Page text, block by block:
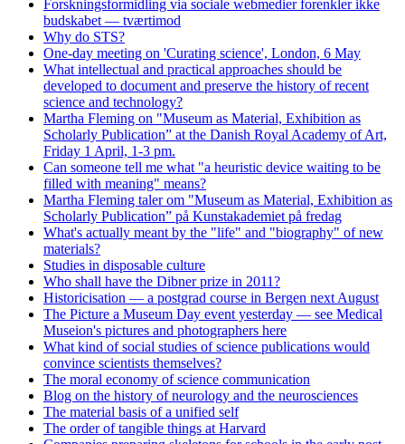
Forskningsformidling via sociale webmedier forenkler ikke
budskabet — tværtimod
Why do STS?
One-day meeting on 'Curating science', London, 6 May
What intellectual and practical approaches should be
developed to document and preserve the history of recent
science and technology?
Martha Fleming on "Museum as Material, Exhibition as
Scholarly Publication” at the Danish Royal Academy of Art,
Friday 1 April, 1-3 pm.
Can someone tell me what "a heuristic device waiting to be
filled with meaning" means?
Martha Fleming taler om "Museum as Material, Exhibition as
Scholarly Publication” på Kunstakademiet på fredag
What's actually meant by the "life" and "biography" of new
materials?
Studies in disposable culture
Who shall have the Dibner prize in 2011?
Historicisation — a postgrad course in Bergen next August
The Picture a Museum Day event yesterday — see Medical
Museion's pictures and photographers here
What kind of social studies of science publications would
convince scientists themselves?
The moral economy of science communication
Blog on the history of neurology and the neurosciences
The material basis of a unified self
The order of tangible things at Harvard